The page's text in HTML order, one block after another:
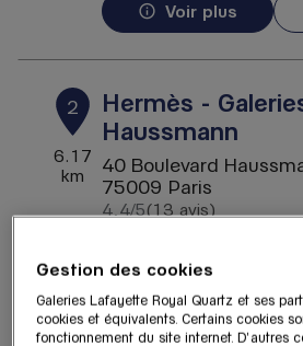
Voir plus
2
6.17
km
Hermès -
Haussmann
40 Boulevard
75009 Paris
4,4/5Note de 4.4 sur 5
(13 avis)
Voir plus
Gestion des cookies
Galeries Lafayette Royal Quartz et ses
cookies et équivalents. Certains cookies
fonctionnement du site internet. D'autres